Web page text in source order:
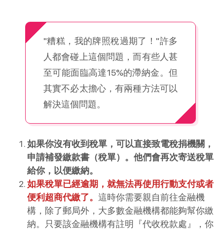
"糟糕，我的牌照稅過期了！"許多
人都會碰上這個問題，而有些人甚
至可能面臨高達15%的滯納金。但
其實不必太擔心，有兩種方法可以
解決這個問題。
如果你沒有收到稅單，可以直接致電稅捐機關，
申請補發繳款書（稅單）。他們會再次寄送稅單
給你，以便繳納。
如果稅單已經逾期，就無法再使用行動支付或者
便利超商代繳了。 這時你需要親自前往金融機
構，除了郵局外，大多數金融機構都能夠幫你繳
納。只要該金融機構有註明『代收稅款處』，你